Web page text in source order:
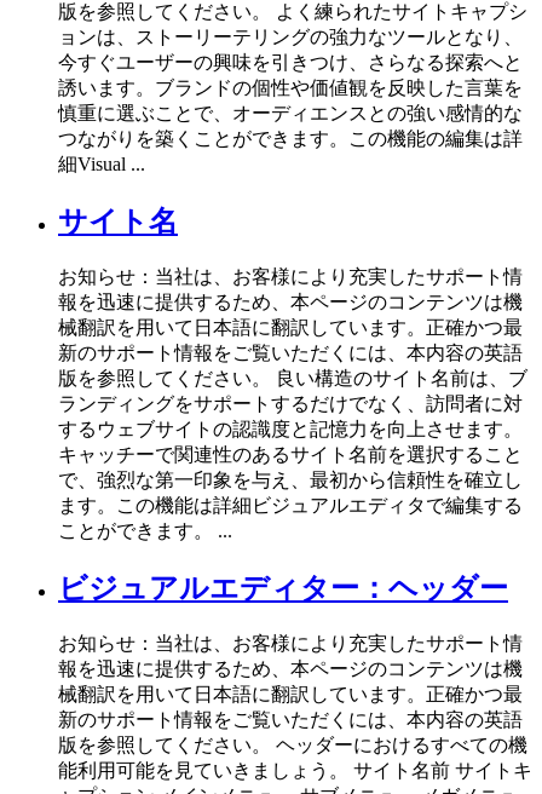
版を参照してください。 よく練られたサイトキャプシ
ョンは、ストーリーテリングの強力なツールとなり、
今すぐユーザーの興味を引きつけ、さらなる探索へと
誘います。ブランドの個性や価値観を反映した言葉を
慎重に選ぶことで、オーディエンスとの強い感情的な
つながりを築くことができます。この機能の編集は詳
細Visual ...
サイト名
お知らせ：当社は、お客様により充実したサポート情
報を迅速に提供するため、本ページのコンテンツは機
械翻訳を用いて日本語に翻訳しています。正確かつ最
新のサポート情報をご覧いただくには、本内容の英語
版を参照してください。 良い構造のサイト名前は、ブ
ランディングをサポートするだけでなく、訪問者に対
するウェブサイトの認識度と記憶力を向上させます。
キャッチーで関連性のあるサイト名前を選択すること
で、強烈な第一印象を与え、最初から信頼性を確立し
ます。この機能は詳細ビジュアルエディタで編集する
ことができます。 ...
ビジュアルエディター：ヘッダー
お知らせ：当社は、お客様により充実したサポート情
報を迅速に提供するため、本ページのコンテンツは機
械翻訳を用いて日本語に翻訳しています。正確かつ最
新のサポート情報をご覧いただくには、本内容の英語
版を参照してください。 ヘッダーにおけるすべての機
能利用可能を見ていきましょう。 サイト名前 サイトキ